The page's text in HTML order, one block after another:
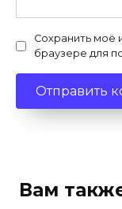
Сохранить моё
браузере для
Вам